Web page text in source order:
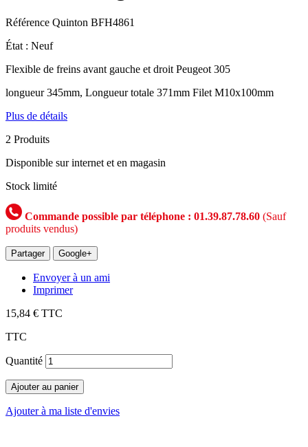
Référence Quinton BFH4861
État : Neuf
Flexible de freins avant gauche et droit Peugeot 305
longueur 345mm, Longueur totale 371mm Filet M10x100mm
Plus de détails
2 Produits
Disponible sur internet et en magasin
Stock limité
Commande possible par téléphone : 01.39.87.78.60 (Sauf
produits vendus)
Partager Google+
Envoyer à un ami
Imprimer
15,84 € TTC
TTC
Quantité
Ajouter au panier
Ajouter à ma liste d'envies